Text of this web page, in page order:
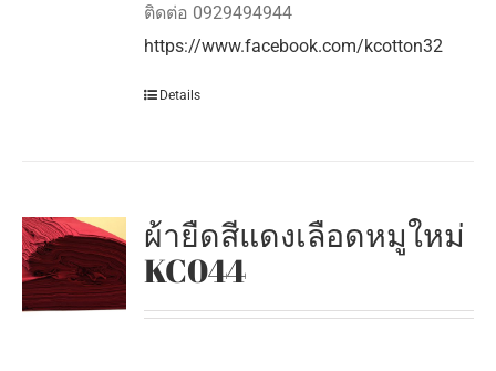
ติดต่อ 0929494944
https://www.facebook.com/kcotton32
Details
ผ้ายืดสีแดงเลือดหมูใหม่
KC044